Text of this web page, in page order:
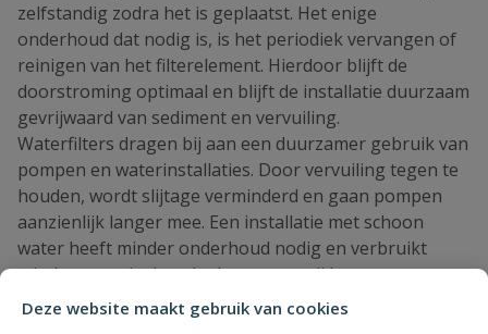
Deze website maakt gebruik van cookies
zelfstandig zodra het is geplaatst. Het enige
onderhoud dat nodig is, is het periodiek vervangen of
reinigen van het filterelement. Hierdoor blijft de
doorstroming optimaal en blijft de installatie duurzaam
gevrijwaard van sediment en vervuiling.
Waterfilters dragen bij aan een duurzamer gebruik van
pompen en waterinstallaties. Door vervuiling tegen te
houden, wordt slijtage verminderd en gaan pompen
aanzienlijk langer mee. Een installatie met schoon
water heeft minder onderhoud nodig en verbruikt
minder energie doordat het water vrij kan stromen
zonder obstructie. Daarnaast voorkomt een goed filter